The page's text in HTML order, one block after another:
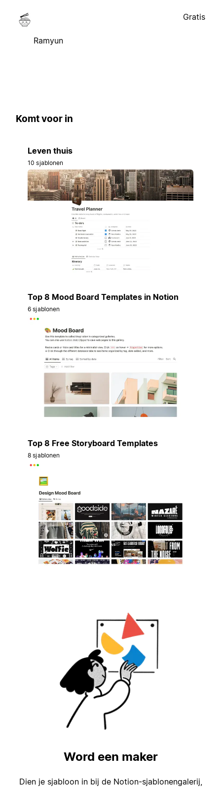
Ramyun
Gratis
Komt voor in
Leven thuis
10 sjablonen
Top 8 Mood Board Templates in Notion
6 sjablonen
Top 8 Free Storyboard Templates
8 sjablonen
Word een maker
Dien je sjabloon in bij de Notion-sjablonengalerij,